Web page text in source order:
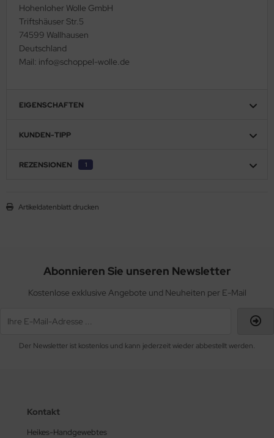
Hohenloher Wolle GmbH
Triftshäuser Str.5
74599 Wallhausen
Deutschland
Mail: info@schoppel-wolle.de
EIGENSCHAFTEN
KUNDEN-TIPP
REZENSIONEN 1
Artikeldatenblatt drucken
Abonnieren Sie unseren Newsletter
Kostenlose exklusive Angebote und Neuheiten per E-Mail
Der Newsletter ist kostenlos und kann jederzeit wieder abbestellt werden.
Kontakt
Heikes-Handgewebtes